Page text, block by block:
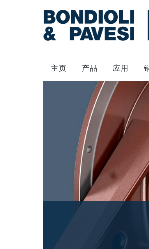
主页 产品 应用
动力传输
万向传动轴
专为 Bondioli & Pavesi 制造
平行轴齿轮变速箱